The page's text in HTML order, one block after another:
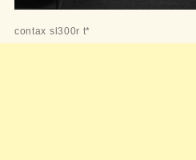
contax sl300r t*